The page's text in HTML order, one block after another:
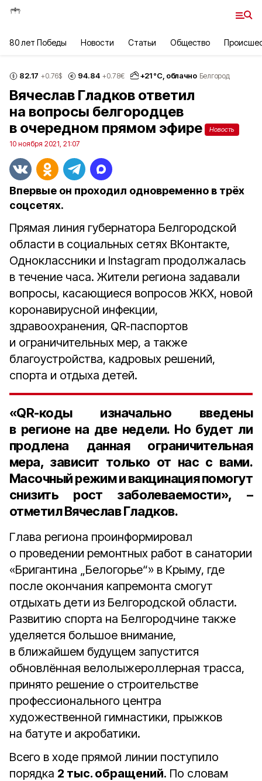
80 лет Победы Новости Статьи Общество
82.17 +0.76$ 94.84 +0.78€ +21°С, облачно Белгород
Вячеслав Гладков ответил
на вопросы белгородцев
в очередном прямом эфире
Новость
10 ноября 2021, 21:07
Впервые он проходил одновременно в трёх
соцсетях.
Прямая линия губернатора Белгородской
области в социальных сетях ВКонтакте,
Одноклассники и Instagram продолжалась
в течение часа. Жители региона задавали
вопросы, касающиеся вопросов ЖКХ, новой
коронавирусной инфекции,
здравоохранения, QR-паспортов
и ограничительных мер, а также
благоустройства, кадровых решений,
спорта и отдыха детей.
«QR-коды изначально введены
в регионе на две недели. Но будет ли
продлена данная ограничительная
мера, зависит только от нас с вами.
Масочный режим и вакцинация помогут
снизить рост заболеваемости», –
отметилВячеслав Гладков.
Глава региона проинформировал
о проведении ремонтных работ в санатории
«Бригантина „Белогорье“» в Крыму, где
после окончания капремонта смогут
отдыхать дети из Белгородской области.
Развитию спорта на Белгородчине также
уделяется большое внимание,
в ближайшем будущем запустится
обновлённая велолыжероллерная трасса,
принято решение о строительстве
профессионального центра
художественной гимнастики, прыжков
на батуте и акробатики.
Всего в ходе прямой линии поступило
порядка 2 тыс. обращений. По словам